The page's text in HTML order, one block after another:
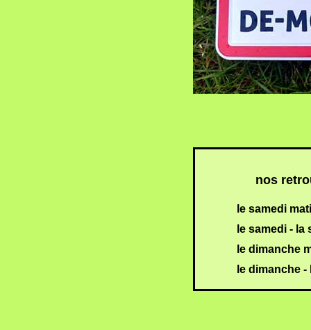
nos
le samedi
le samedi - la
le dimanche
le dimanche -